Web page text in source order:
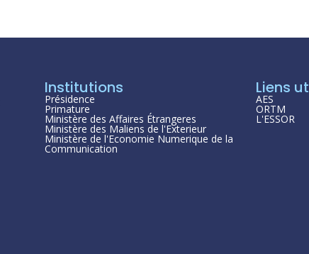
Institutions
Présidence
Primature
Ministère des Affaires Étrangeres
Ministère des Maliens de l'Exterieur
Ministère de l'Economie Numerique de la
Communication
Liens
AES
ORTM
L'ESSOR